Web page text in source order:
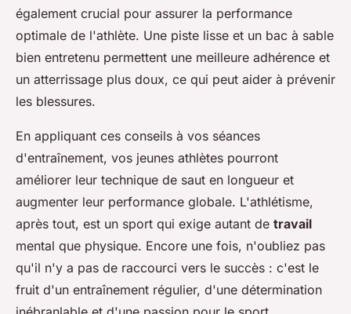
également crucial pour assurer la performance
optimale de l'athlète. Une piste lisse et un bac à sable
bien entretenu permettent une meilleure adhérence et
un atterrissage plus doux, ce qui peut aider à prévenir
les blessures.
En appliquant ces conseils à vos séances
d'entraînement, vos jeunes athlètes pourront
améliorer leur technique de saut en longueur et
augmenter leur performance globale. L'athlétisme,
après tout, est un sport qui exige autant de travail
mental que physique. Encore une fois, n'oubliez pas
qu'il n'y a pas de raccourci vers le succès : c'est le
fruit d'un entraînement régulier, d'une détermination